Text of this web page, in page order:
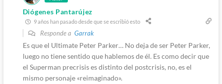
Diógenes Pantarújez
9 años han pasado desde que se escribió esto
Responde a Garrak
Es que el Ultimate Peter Parker… No deja de ser Peter Parker,
luego no tiene sentido que hablemos de él. Es como decir que
el Superman precrisis es distinto del postcrisis, no, es el
mismo personaje «reimaginado».